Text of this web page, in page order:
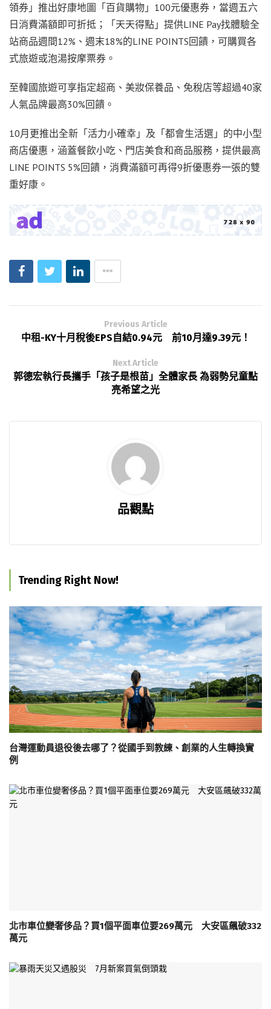
領券」推出好康地圖「百貨購物」100元優惠券，當週五六
日消費滿額即可折抵；「天天得點」提供LINE Pay找體驗全
站商品週間12%、週末18%的LINE POINTS回饋，可購買各
式旅遊或泡湯按摩票券。
至韓國旅遊可享指定超商、美妝保養品、免稅店等超過40家
人氣品牌最高30%回饋。
10月更推出全新「活力小確幸」及「都會生活選」的中小型
商店優惠，涵蓋餐飲小吃、門店美食和商品服務，提供最高
LINE POINTS 5%回饋，消費滿額可再得9折優惠券一張的雙
重好康。
Previous Article
中租-KY十月稅後EPS自結0.94元 前10月達9.39元！
Next Article
郭德宏執行長攜手「孩子是根苗」全體家長 為弱勢兒童點
亮希望之光
品觀點
Trending Right Now!
台灣運動員退役後去哪了？從國手到教練、創業的人生轉換實
例
北市車位變奢侈品？買1個平面車位要269萬元 大安區飆破332
萬元